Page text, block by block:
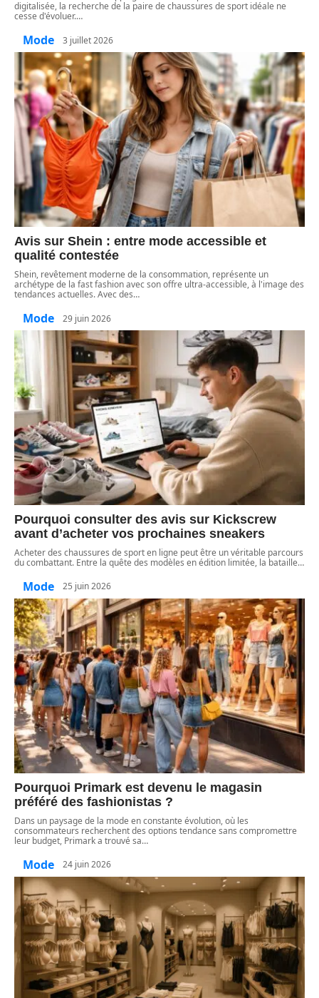
digitalisée, la recherche de la paire de chaussures de sport idéale ne
cesse d'évoluer.…
Mode 3 juillet 2026
Avis sur Shein : entre mode accessible et
qualité contestée
Shein, revêtement moderne de la consommation, représente un
archétype de la fast fashion avec son offre ultra-accessible, à l'image des
tendances actuelles. Avec des…
Mode 29 juin 2026
Pourquoi consulter des avis sur Kickscrew
avant d’acheter vos prochaines sneakers
Acheter des chaussures de sport en ligne peut être un véritable parcours
du combattant. Entre la quête des modèles en édition limitée, la bataille…
Mode 25 juin 2026
Pourquoi Primark est devenu le magasin
préféré des fashionistas ?
Dans un paysage de la mode en constante évolution, où les
consommateurs recherchent des options tendance sans compromettre
leur budget, Primark a trouvé sa…
Mode 24 juin 2026